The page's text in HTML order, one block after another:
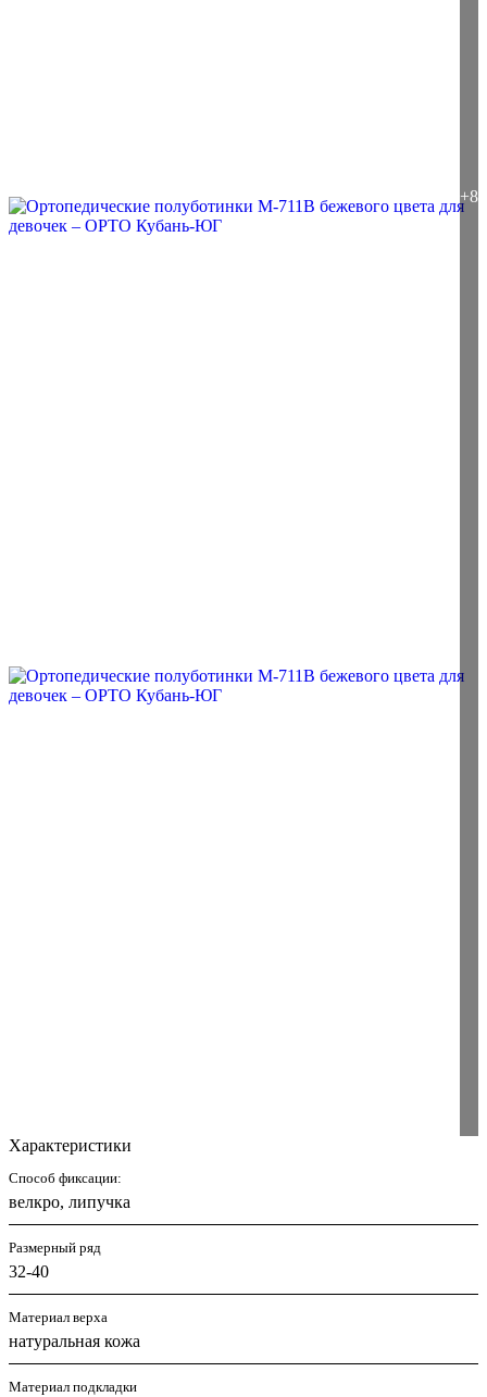
Характеристики
Способ фиксации:
велкро, липучка
Размерный ряд
32-40
Материал верха
натуральная кожа
Материал подкладки